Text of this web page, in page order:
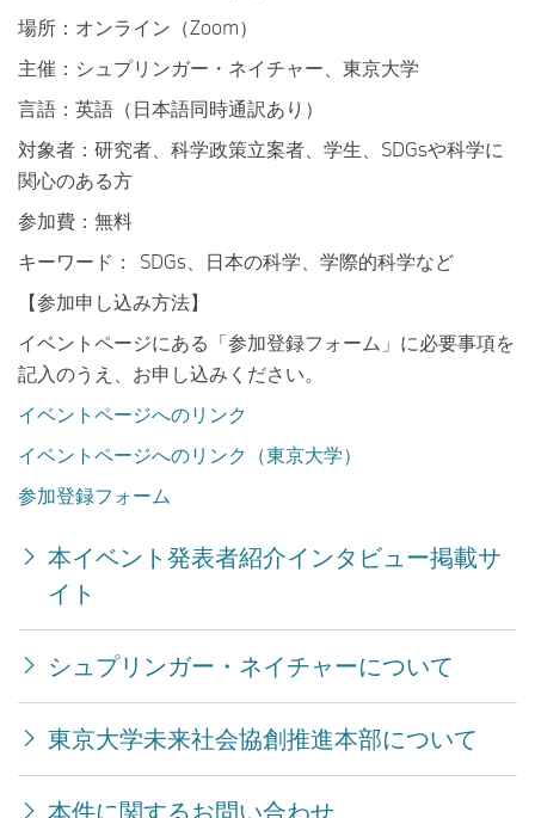
場所：オンライン（Zoom）
主催：シュプリンガー・ネイチャー、東京大学
言語：英語（日本語同時通訳あり）
対象者：研究者、科学政策立案者、学生、SDGsや科学に
関心のある方
参加費：無料
キーワード： SDGs、日本の科学、学際的科学など
【参加申し込み方法】
イベントページにある「参加登録フォーム」に必要事項を
記入のうえ、お申し込みください。
イベントページへのリンク
イベントページへのリンク（東京大学）
参加登録フォーム
本イベント発表者紹介インタビュー掲載サ
イト
シュプリンガー・ネイチャーについて
東京大学未来社会協創推進本部について
本件に関するお問い合わせ